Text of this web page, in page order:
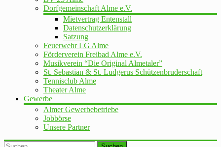
Dorfgemeinschaft Alme e.V.
Mietvertrag Entenstall
Datenschutzerklärung
Satzung
Feuerwehr LG Alme
Förderverein Freibad Alme e.V.
Musikverein “Die Original Almetaler”
St. Sebastian & St. Ludgerus Schützenbruderschaft
Tennisclub Alme
Theater Alme
Gewerbe
Almer Gewerbebetriebe
Jobbörse
Unsere Partner